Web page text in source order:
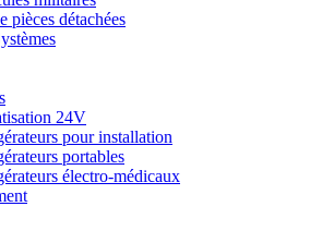
pièces détachées
24V
pour installation
portables
électro-médicaux